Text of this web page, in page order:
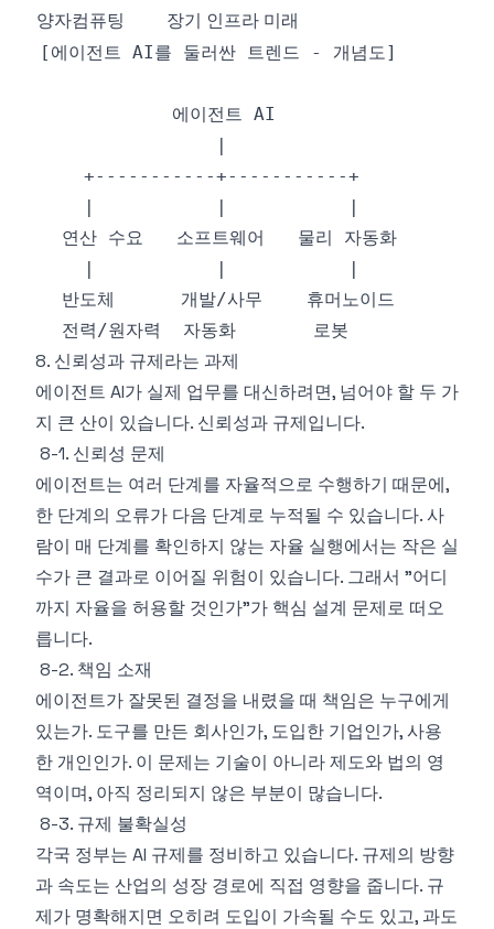
양자컴퓨팅
장기 인프라 미래
8. 신뢰성과 규제라는 과제
에이전트 AI가 실제 업무를 대신하려면, 넘어야 할 두 가
지 큰 산이 있습니다. 신뢰성과 규제입니다.
8-1. 신뢰성 문제
에이전트는 여러 단계를 자율적으로 수행하기 때문에,
한 단계의 오류가 다음 단계로 누적될 수 있습니다. 사
람이 매 단계를 확인하지 않는 자율 실행에서는 작은 실
수가 큰 결과로 이어질 위험이 있습니다. 그래서 "어디
까지 자율을 허용할 것인가"가 핵심 설계 문제로 떠오
릅니다.
8-2. 책임 소재
에이전트가 잘못된 결정을 내렸을 때 책임은 누구에게
있는가. 도구를 만든 회사인가, 도입한 기업인가, 사용
한 개인인가. 이 문제는 기술이 아니라 제도와 법의 영
역이며, 아직 정리되지 않은 부분이 많습니다.
8-3. 규제 불확실성
각국 정부는 AI 규제를 정비하고 있습니다. 규제의 방향
과 속도는 산업의 성장 경로에 직접 영향을 줍니다. 규
제가 명확해지면 오히려 도입이 가속될 수도 있고, 과도